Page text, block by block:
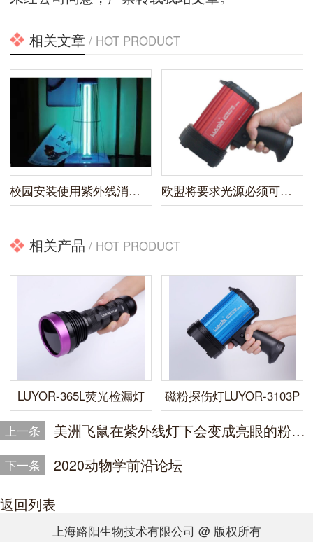
相关文章 / HOT PRODUCT
校园安装使用紫外线消毒灯新规 欧盟将要求光源必须可替换？LED探伤黑光灯厂家将未雨绸缪
相关产品 / HOT PRODUCT
LUYOR-365L荧光检漏灯 磁粉探伤灯LUYOR-3103P
上一条 美洲飞鼠在紫外线灯下会变成亮眼的粉红色
下一条
2020动物学前沿论坛
返回列表
上海路阳生物技术有限公司 @ 版权所有